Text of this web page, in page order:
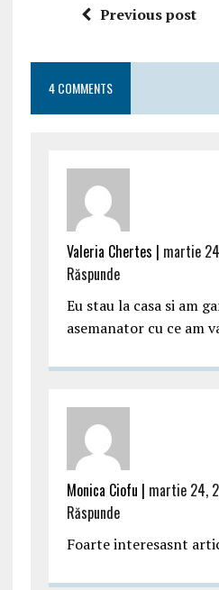
Previous post
4 COMMENTS
Valeria Chertes | martie
Răspunde
Eu stau la casa si am
asemanator cu ce am
Monica Ciofu | martie 24,
Răspunde
Foarte interesasnt